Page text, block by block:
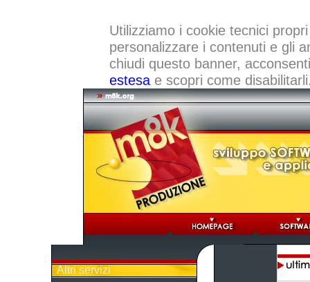
Utilizziamo i cookie tecnici
personalizzare i contenuti e gli
chiudi questo banner,
estesae scopri come
Altri servizi